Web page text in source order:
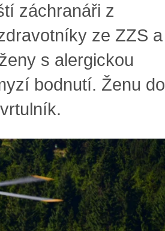
záchranáři z
ze ZZS a
s alergickou
bodnutí. Ženu do